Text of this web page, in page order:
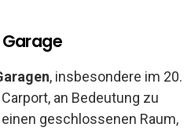
, insbesondere im 20.
an Bedeutung zu
geschlossenen Raum,